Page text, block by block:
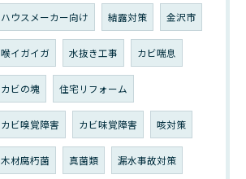
ハウスメーカー向け 結露対策 金沢市
喉イガイガ 水抜き工事 カビ喘息
カビの塊 住宅リフォーム
カビ嗅覚障害 カビ味覚障害 咳対策
木材腐朽菌 真菌類 漏水事故対策